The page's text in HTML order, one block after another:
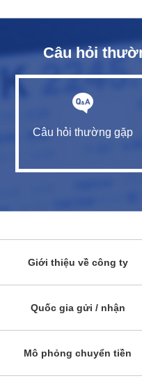
Câu hỏi
Câu hỏi thường gặp
Giới thiệu về công ty
Quốc gia gửi / nhận
Mô phỏng chuyển tiền